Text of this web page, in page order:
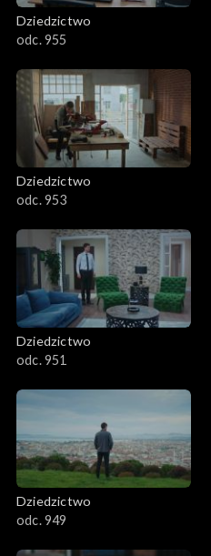
Dziedzictwo
odc. 955
Dziedzictwo
odc. 953
Dziedzictwo
odc. 951
Dziedzictwo
odc. 949